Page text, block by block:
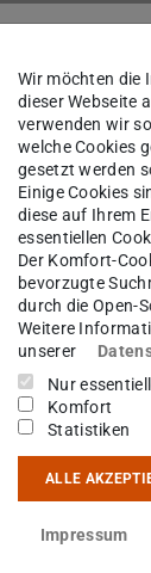
004
Darmstadt
Wir möchten die
dieser Webseite
verwenden wir
welche Cookies
gesetzt werden
Einige Cookies
diese auf Ihrem
essentiellen
Der Komfort-
bevorzugte
durch die Open-
Weitere
unserer
Nur
Komfort
Statistiken
ALLE
Impressum